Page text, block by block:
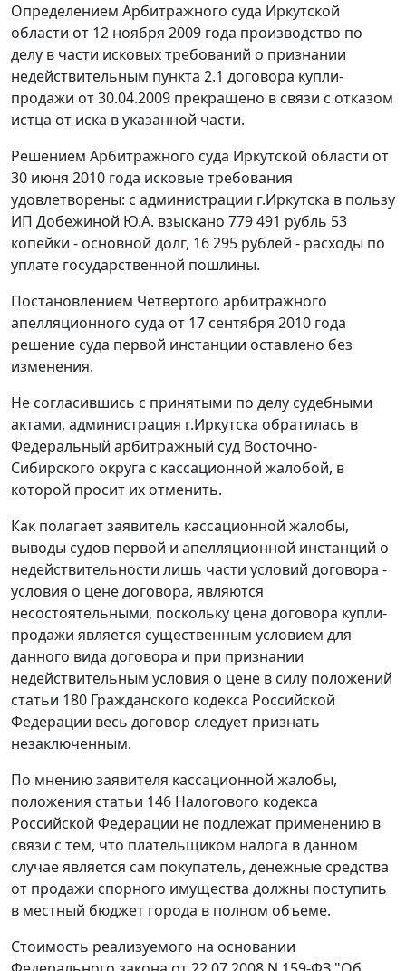
Определением Арбитражного суда Иркутской
области от 12 ноября 2009 года производство по
делу в части исковых требований о признании
недействительным пункта 2.1 договора купли-
продажи от 30.04.2009 прекращено в связи с отказом
истца от иска в указанной части.
Решением Арбитражного суда Иркутской области от
30 июня 2010 года исковые требования
удовлетворены: с администрации г.Иркутска в пользу
ИП Добежиной Ю.А. взыскано 779 491 рубль 53
копейки - основной долг, 16 295 рублей - расходы по
уплате государственной пошлины.
Постановлением Четвертого арбитражного
апелляционного суда от 17 сентября 2010 года
решение суда первой инстанции оставлено без
изменения.
Не согласившись с принятыми по делу судебными
актами, администрация г.Иркутска обратилась в
Федеральный арбитражный суд Восточно-
Сибирского округа с кассационной жалобой, в
которой просит их отменить.
Как полагает заявитель кассационной жалобы,
выводы судов первой и апелляционной инстанций о
недействительности лишь части условий договора -
условия о цене договора, являются
несостоятельными, поскольку цена договора купли-
продажи является существенным условием для
данного вида договора и при признании
недействительным условия о цене в силу положений
статьи 180 Гражданского кодекса Российской
Федерации весь договор следует признать
незаключенным.
По мнению заявителя кассационной жалобы,
положения статьи 146 Налогового кодекса
Российской Федерации не подлежат применению в
связи с тем, что плательщиком налога в данном
случае является сам покупатель, денежные средства
от продажи спорного имущества должны поступить
в местный бюджет города в полном объеме.
Стоимость реализуемого на основании